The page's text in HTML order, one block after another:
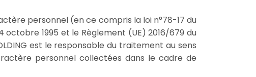
personnel (en ce compris la loi n°78-17 du
1995 et le Règlement (UE) 2016/679 du
est le responsable du traitement au sens
personnel collectées dans le cadre de